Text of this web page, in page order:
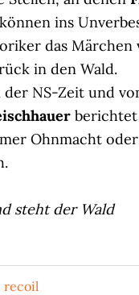
ins
das Märchen
in den Wald.
der NS-Zeit und
Ohnmacht
steht der Wald
recoil